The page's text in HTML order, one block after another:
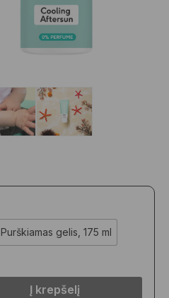
Purškiamas gelis, 175 ml
Į krepšelį